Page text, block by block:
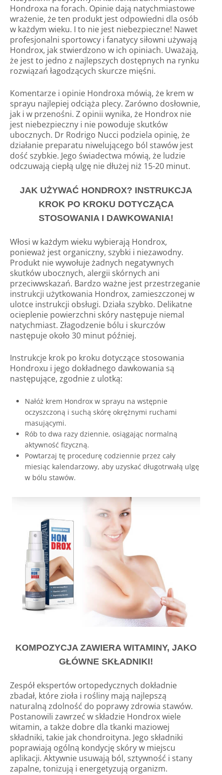
Hondroxa na forach. Opinie dają natychmiastowe
wrażenie, że ten produkt jest odpowiedni dla osób
w każdym wieku. I to nie jest niebezpieczne! Nawet
profesjonalni sportowcy i fanatycy siłowni używają
Hondrox, jak stwierdzono w ich opiniach. Uważają,
że jest to jedno z najlepszych dostępnych na rynku
rozwiązań łagodzących skurcze mięśni.
Komentarze i opinie Hondroxa mówią, że krem w
sprayu najlepiej odciąża plecy. Zarówno dosłownie,
jak i w przenośni. Z opinii wynika, że Hondrox nie
jest niebezpieczny i nie powoduje skutków
ubocznych. Dr Rodrigo Nucci podziela opinię, że
działanie preparatu niwelującego ból stawów jest
dość szybkie. Jego świadectwa mówią, że ludzie
odczuwają ciepłą ulgę nie dłużej niż 15-20 minut.
JAK UŻYWAĆ HONDROX? INSTRUKCJA
KROK PO KROKU DOTYCZĄCA
STOSOWANIA I DAWKOWANIA!
Włosi w każdym wieku wybierają Hondrox,
ponieważ jest organiczny, szybki i niezawodny.
Produkt nie wywołuje żadnych negatywnych
skutków ubocznych, alergii skórnych ani
przeciwwskazań. Bardzo ważne jest przestrzeganie
instrukcji użytkowania Hondrox, zamieszczonej w
ulotce instrukcji obsługi. Działa szybko. Delikatne
ocieplenie powierzchni skóry następuje niemal
natychmiast. Złagodzenie bólu i skurczów
następuje około 30 minut później.
Instrukcje krok po kroku dotyczące stosowania
Hondroxu i jego dokładnego dawkowania są
następujące, zgodnie z ulotką:
Nałóż krem ​​Hondrox w sprayu na wstępnie
oczyszczoną i suchą skórę okrężnymi ruchami
masującymi.
Rób to dwa razy dziennie, osiągając normalną
aktywność fizyczną.
Powtarzaj tę procedurę codziennie przez cały
miesiąc kalendarzowy, aby uzyskać długotrwałą ulgę
w bólu stawów.
KOMPOZYCJA ZAWIERA WITAMINY, JAKO
GŁÓWNE SKŁADNIKI!
Zespół ekspertów ortopedycznych dokładnie
zbadał, które zioła i rośliny mają najlepszą
naturalną zdolność do poprawy zdrowia stawów.
Postanowili zawrzeć w składzie Hondrox wiele
witamin, a także dobre dla tkanki maziowej
składniki, takie jak chondroityna. Jego składniki
poprawiają ogólną kondycję skóry w miejscu
aplikacji. Aktywnie usuwają ból, sztywność i stany
zapalne, tonizują i energetyzują organizm.